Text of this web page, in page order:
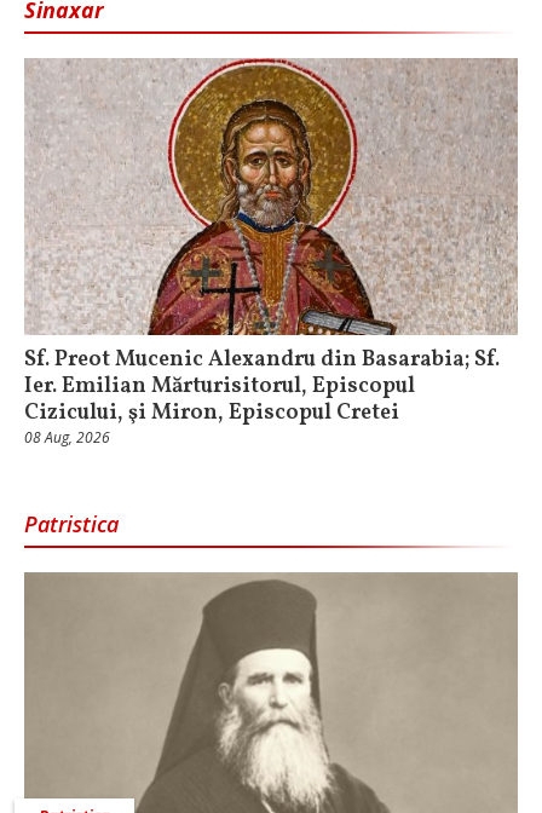
Sinaxar
Sf. Preot Mucenic Alexandru din Basarabia; Sf.
Ier. Emilian Mărturisitorul, Episcopul
Cizicului, şi Miron, Episcopul Cretei
08 Aug, 2026
Patristica